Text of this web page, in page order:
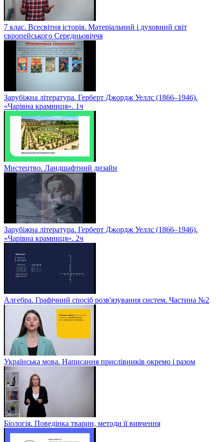
7 клас. Всесвітня історія. Матеріальний і духовний світ
європейського Середньовіччя
Зарубіжна література. Герберт Джордж Уеллс (1866–1946).
«Чарівна крамниця». 1ч
Мистецтво. Ландшафтний дизайн
Зарубіжна література. Герберт Джордж Уеллс (1866–1946).
«Чарівна крамниця». 2ч
Алгебра. Графічний спосіб розв'язування систем. Частина №2
Українська мова. Написання прислівників окремо і разом
Біологія. Поведінка тварин, методи її вивчення